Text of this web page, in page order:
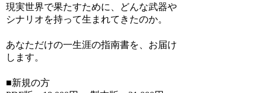
現実世界で果たすために、どんな武器や
シナリオを持って生まれてきたのか。
あなただけの一生涯の指南書を、お届け
します。
■新規の方